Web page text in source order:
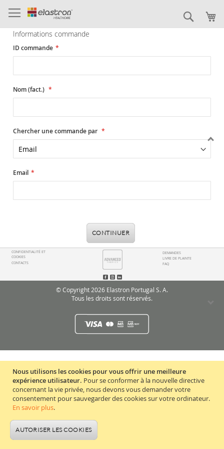
Nous utilisons les cookies pour vous offrir une meilleure
expérience utilisateur. Pour se conformer à la nouvelle directive
concernant la vie privée, nous devons vous demander votre
consentement pour sauvegarder des cookies sur votre ordinateur.
En savoir plus.
AUTORISER LES COOKIES
au
Informations commande
ID commande
Nom (fact.)
Chercher une commande par
Email
CONTINUER
CONFIDENTIALITÉ ET
COOKIES
CONTACTS
DEMANDES
LIVRE DE PLAINTE
FAQ
© Copyright 2026 Elastron Portugal S. A.
Tous les droits sont réservés.